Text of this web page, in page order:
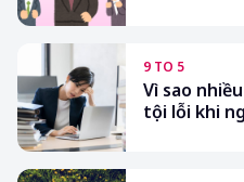
9 TO 5
Vì sao
tội lỗi khi